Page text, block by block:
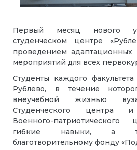
Первый месяц нового
студенческом центре
проведением адаптационных
мероприятий для всех
Студенты каждого
Рублево, в течение
внеучебной жизнью
Студенческого центра и
Военного-патриотического
гибкие навыки, а
благотворительному фонду